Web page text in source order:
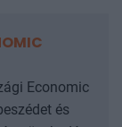
Economic
és